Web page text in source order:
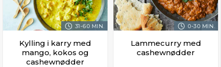
31-60 MIN.
Kylling i karry med
mango, kokos og
cashewnødder
0-30 MIN.
Lammecurry med
cashewnødder